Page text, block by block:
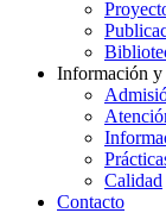
Información y
Calidad
Contacto